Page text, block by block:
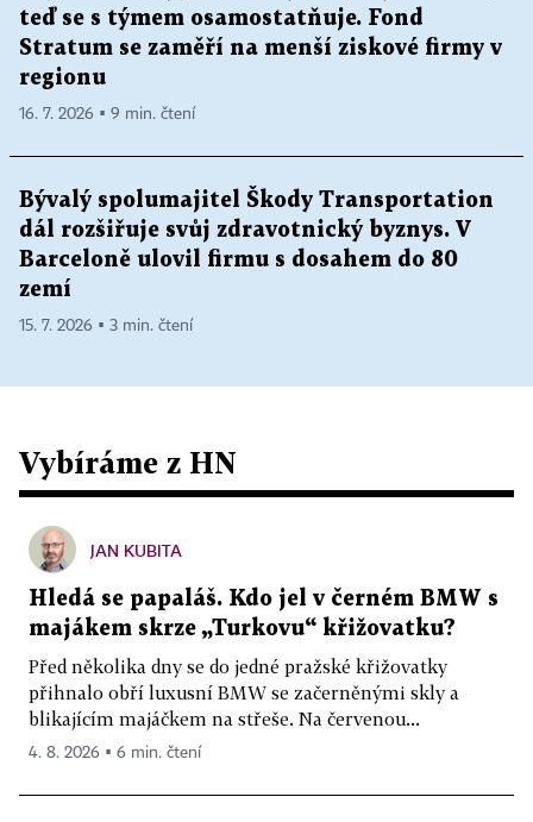
teď se s týmem osamostatňuje. Fond
Stratum se zaměří na menší ziskové firmy v
regionu
16. 7. 2026 ▪ 9 min. čtení
Bývalý spolumajitel Škody Transportation
dál rozšiřuje svůj zdravotnický byznys. V
Barceloně ulovil firmu s dosahem do 80
zemí
15. 7. 2026 ▪ 3 min. čtení
Vybíráme z HN
JAN KUBITA
Hledá se papaláš. Kdo jel v černém BMW s
majákem skrze „Turkovu“ křižovatku?
Před několika dny se do jedné pražské křižovatky
přihnalo obří luxusní BMW se začerněnými skly a
blikajícím majáčkem na střeše. Na červenou...
4. 8. 2026 ▪ 6 min. čtení